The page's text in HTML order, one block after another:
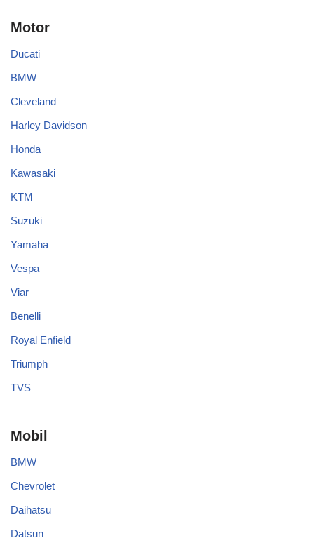
Motor
Ducati
BMW
Cleveland
Harley Davidson
Honda
Kawasaki
KTM
Suzuki
Yamaha
Vespa
Viar
Benelli
Royal Enfield
Triumph
TVS
Mobil
BMW
Chevrolet
Daihatsu
Datsun